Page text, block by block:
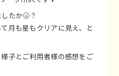
たか🌝？
月も星もクリアに見え、と
子とご利用者様の感想をご